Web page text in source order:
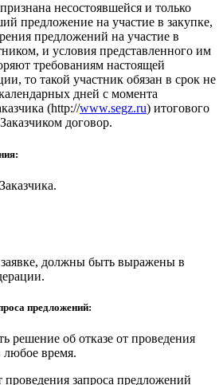
несостоявшейся и только
предложение на участие в закупке,
предложений на участие в
и условия представленного им
требованиям настоящей
то такой участник обязан в срок не
дней с момента
(http://www.segz.ru) итогового
договор.
должны быть выражены в
предложений:
решение об отказе от проведения
любое время.
проведения запроса предложений